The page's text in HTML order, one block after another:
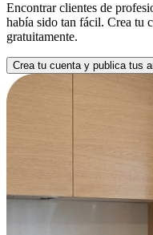
Encontrar clientes de
había sido tan fácil. Crea tu
gratuitamente.
Crea tu cuenta y publica tus